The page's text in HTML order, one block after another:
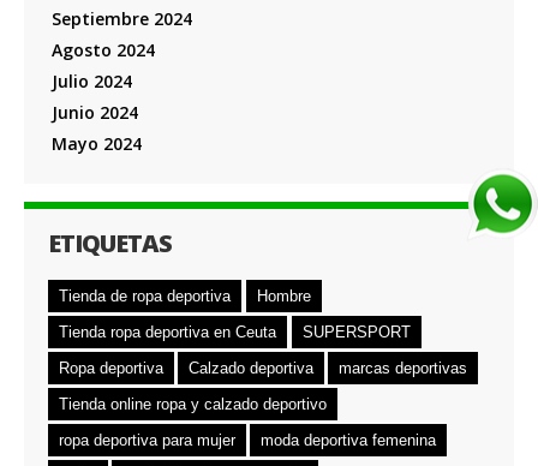
Septiembre 2024
Agosto 2024
Julio 2024
Junio 2024
Mayo 2024
ETIQUETAS
Tienda de ropa deportiva
Hombre
Tienda ropa deportiva en Ceuta
SUPERSPORT
Ropa deportiva
Calzado deportiva
marcas deportivas
Tienda online ropa y calzado deportivo
ropa deportiva para mujer
moda deportiva femenina